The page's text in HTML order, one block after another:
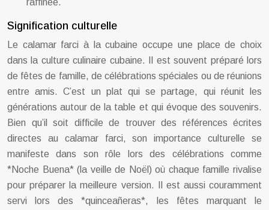
Signification culturelle
Le calamar farci à la cubaine occupe une place de choix
dans la culture culinaire cubaine. Il est souvent préparé lors
de fêtes de famille, de célébrations spéciales ou de réunions
entre amis. C’est un plat qui se partage, qui réunit les
générations autour de la table et qui évoque des souvenirs.
Bien qu’il soit difficile de trouver des références écrites
directes au calamar farci, son importance culturelle se
manifeste dans son rôle lors des célébrations comme
*Noche Buena* (la veille de Noël) où chaque famille rivalise
pour préparer la meilleure version. Il est aussi couramment
servi lors des *quinceañeras*, les fêtes marquant le